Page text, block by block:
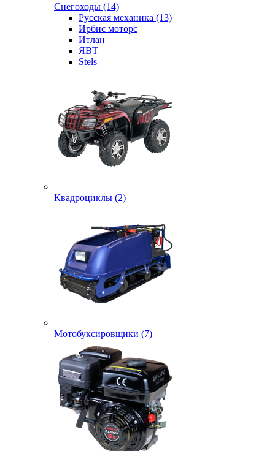
Снегоходы (14)
Русская механика (13)
Ирбис моторс
Итлан
ЯВТ
Stels
Квадроциклы (2)
Мотобуксировщики (7)